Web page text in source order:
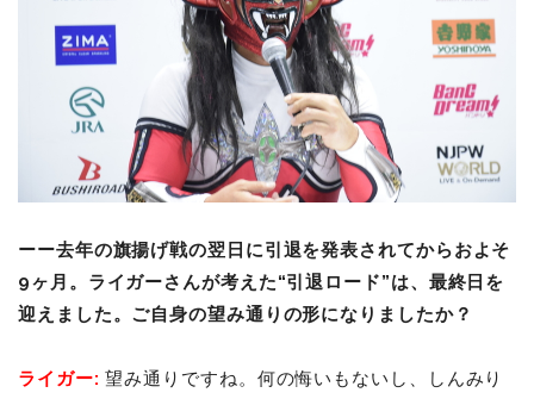
ーー去年の旗揚げ戦の翌日に引退を発表されてからおよそ
9ヶ月。ライガーさんが考えた“引退ロード”は、最終日を
迎えました。ご自身の望み通りの形になりましたか？
ライガー:望み通りですね。何の悔いもないし、しんみり